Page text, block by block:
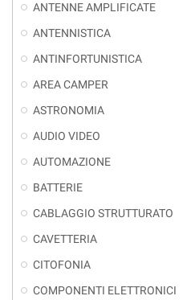
ANTENNE AMPLIFICATE
ANTENNISTICA
ANTINFORTUNISTICA
AREA CAMPER
ASTRONOMIA
AUDIO VIDEO
AUTOMAZIONE
BATTERIE
CABLAGGIO STRUTTURATO
CAVETTERIA
CITOFONIA
COMPONENTI ELETTRONICI